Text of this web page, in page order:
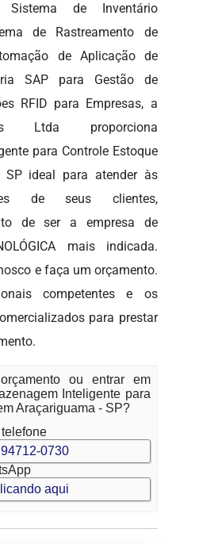
de Inventário
de Rastreamento de
de Aplicação de
SAP para Gestão de
RFID para Empresas, a
Ltda proporciona
para Controle Estoque
SP ideal para atender às
de seus clientes,
de ser a empresa de
mais indicada.
e faça um orçamento.
competentes e os
para prestar
ou entrar em
Inteligente para
Araçariguama - SP?
94712-0730
aqui